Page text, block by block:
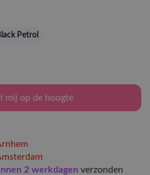
Petrol
mij op de hoogte
2 werkdagen verzonden